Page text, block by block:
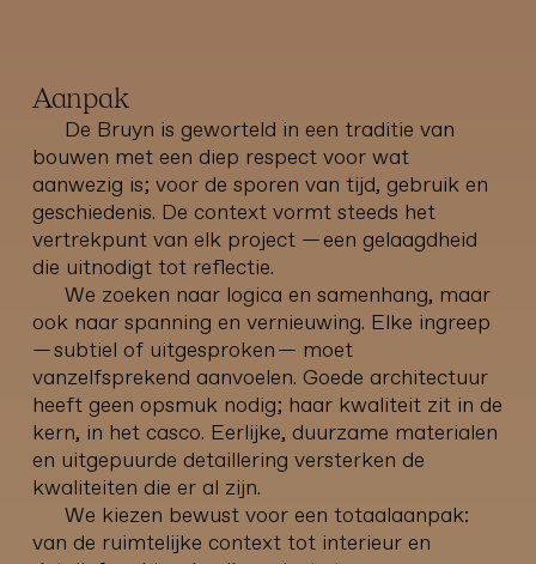
Aanpak
De Bruyn is geworteld in een traditie van
bouwen met een diep respect voor wat
aanwezig is; voor de sporen van tijd, gebruik en
geschiedenis. De context vormt steeds het
vertrekpunt van elk project — een gelaagdheid
die uitnodigt tot reflectie.
We zoeken naar logica en samenhang, maar
ook naar spanning en vernieuwing. Elke ingreep
— subtiel of uitgesproken — moet
vanzelfsprekend aanvoelen. Goede architectuur
heeft geen opsmuk nodig; haar kwaliteit zit in de
kern, in het casco. Eerlijke, duurzame materialen
en uitgepuurde detaillering versterken de
kwaliteiten die er al zijn.
We kiezen bewust voor een totaalaanpak:
van de ruimtelijke context tot interieur en